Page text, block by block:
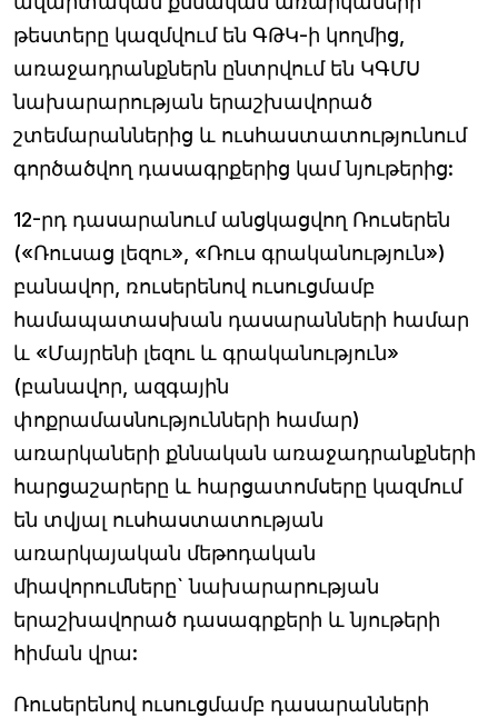
թեստերը կազմվում են ԳԹԿ-ի կողմից,
առաջադրանքներն ընտրվում են ԿԳՄՍ
նախարարության երաշխավորած
շտեմարաններից և ուսհաստատությունում
գործածվող դասագրքերից կամ նյութերից:
12-րդ դասարանում անցկացվող Ռուսերեն
(«Ռուսաց լեզու», «Ռուս գրականություն»)
բանավոր, ռուսերենով ուսուցմամբ
համապատասխան դասարանների համար
և «Մայրենի լեզու և գրականություն»
(բանավոր, ազգային
փոքրամասնությունների համար)
առարկաների քննական առաջադրանքների
հարցաշարերը և հարցատոմսերը կազմում
են տվյալ ուսհաստատության
առարկայական մեթոդական
միավորումները` նախարարության
երաշխավորած դասագրքերի և նյութերի
հիման վրա:
Ռուսերենով ուսուցմամբ դասարանների